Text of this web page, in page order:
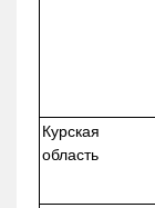
Курская
область